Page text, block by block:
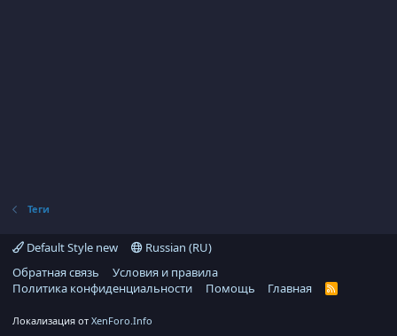
Теги
Default Style new
Russian (RU)
Обратная связь
Условия и правила
Политика конфиденциальности
Помощь Главная
R
Локализация от XenForo.Info